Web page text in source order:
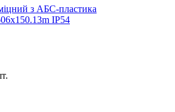
з АБС-пластика
IP54